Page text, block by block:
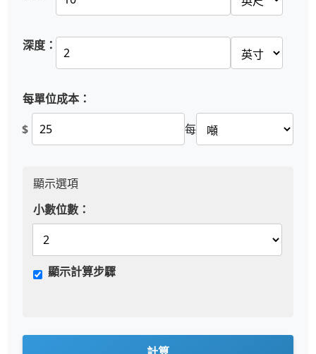
深度：
每單位成本：
$
每
顯示選項
小數位數：
顯示計算步驟